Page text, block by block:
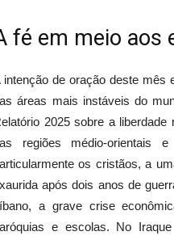
fé em meio aos
intenção de oração deste mês
áreas mais instáveis do
2025 sobre a
regiões médio-orientais
os cristãos, a
após dois anos de
a grave crise
e escolas. No